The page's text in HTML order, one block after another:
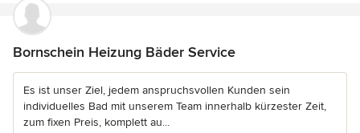
Bornschein Heizung Bäder Service
Es ist unser Ziel, jedem anspruchsvollen Kunden sein
individuelles Bad mit unserem Team innerhalb kürzester Zeit,
zum fixen Preis, komplett au...